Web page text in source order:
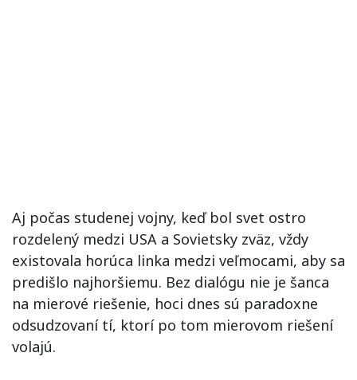
Aj počas studenej vojny, keď bol svet ostro
rozdelený medzi USA a Sovietsky zväz, vždy
existovala horúca linka medzi veľmocami, aby sa
predišlo najhoršiemu. Bez dialógu nie je šanca
na mierové riešenie, hoci dnes sú paradoxne
odsudzovaní tí, ktorí po tom mierovom riešení
volajú.